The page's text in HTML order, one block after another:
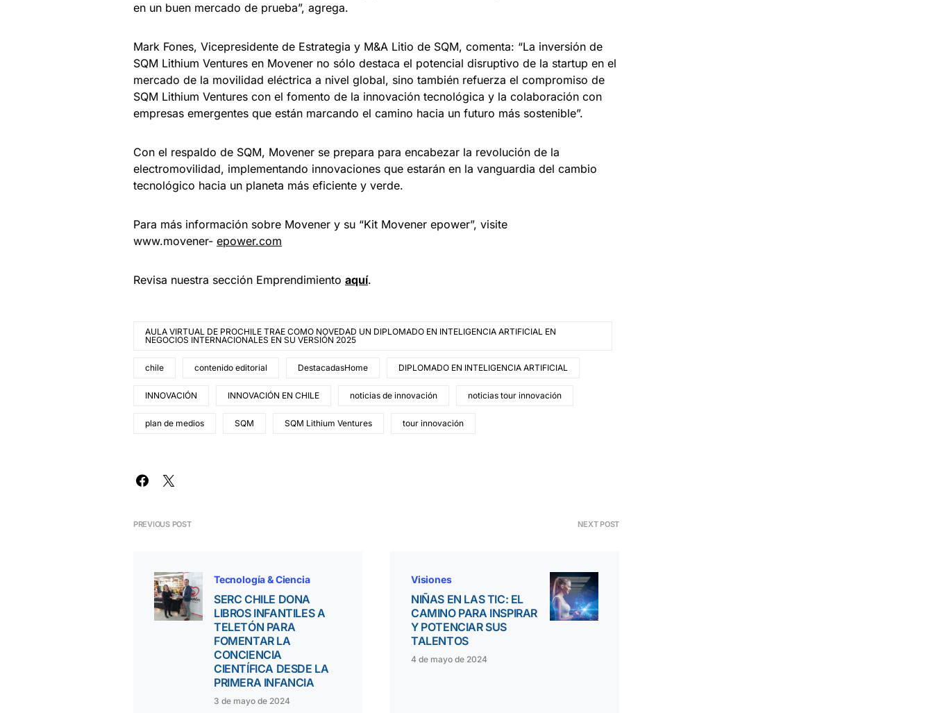
en un buen mercado de prueba”, agrega.
Mark Fones, Vicepresidente de Estrategia y M&A Litio de SQM, comenta: “La inversión de
SQM Lithium Ventures en Movener no sólo destaca el potencial disruptivo de la startup en el
mercado de la movilidad eléctrica a nivel global, sino también refuerza el compromiso de
SQM Lithium Ventures con el fomento de la innovación tecnológica y la colaboración con
empresas emergentes que están marcando el camino hacia un futuro más sostenible”.
Con el respaldo de SQM, Movener se prepara para encabezar la revolución de la
electromovilidad, implementando innovaciones que estarán en la vanguardia del cambio
tecnológico hacia un planeta más eficiente y verde.
Para más información sobre Movener y su “Kit Movener epower”, visite
www.movener- epower.com
Revisa nuestra sección Emprendimiento aquí.
AULA VIRTUAL DE PROCHILE TRAE COMO NOVEDAD UN DIPLOMADO EN INTELIGENCIA ARTIFICIAL EN
NEGOCIOS INTERNACIONALES EN SU VERSIÓN 2025
chile contenido editorial DestacadasHome DIPLOMADO EN INTELIGENCIA ARTIFICIAL
INNOVACIÓN INNOVACIÓN EN CHILE noticias de innovación noticias tour innovación
plan de medios SQM SQM Lithium Ventures tour innovación
PREVIOUS POST
Tecnología & Ciencia
SERC CHILE DONA
LIBROS INFANTILES A
TELETÓN PARA
FOMENTAR LA
CONCIENCIA
CIENTÍFICA DESDE LA
PRIMERA INFANCIA
3 de mayo de 2024
NEXT POST
Visiones
NIÑAS EN LAS TIC: EL
CAMINO PARA INSPIRAR
Y POTENCIAR SUS
TALENTOS
4 de mayo de 2024